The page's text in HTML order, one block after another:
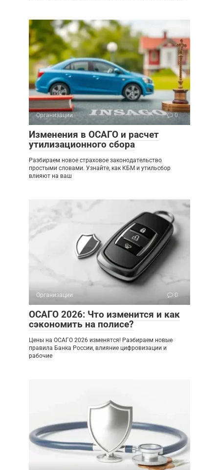
Организации 0
Изменения в ОСАГО и расчет
утилизационного сбора
Разбираем новое страховое законодательство
простыми словами. Узнайте, как КБМ и утильсбор
влияют на ваш
Организации 0
ОСАГО 2026: Что изменится и как
сэкономить на полисе?
Цены на ОСАГО 2026 изменятся! Разбираем новые
правила Банка России, влияние цифровизации и
рабочие